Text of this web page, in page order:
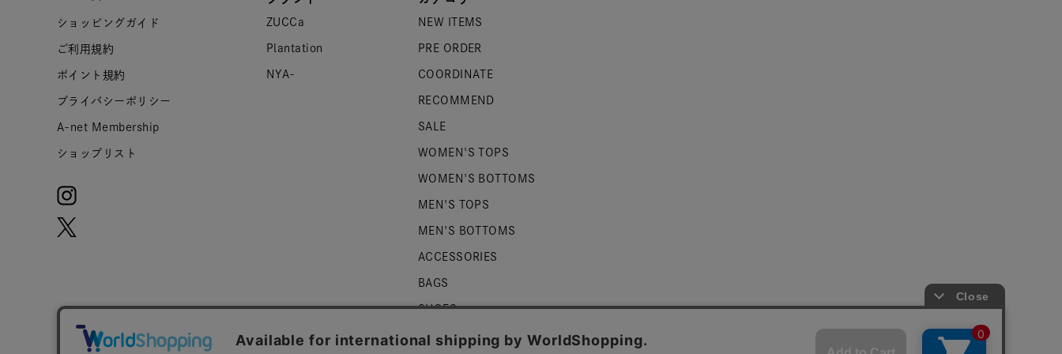
ショッピングガイド
ご利用規約
ポイント規約
プライバシーポリシー
A-net Membership
ショップリスト
ZUCCa
Plantation
NYA-
NEW ITEMS
PRE ORDER
COORDINATE
RECOMMEND
SALE
WOMEN'S TOPS
WOMEN'S BOTTOMS
MEN'S TOPS
MEN'S BOTTOMS
ACCESSORIES
BAGS
SHOES
ZUCCa LOGO